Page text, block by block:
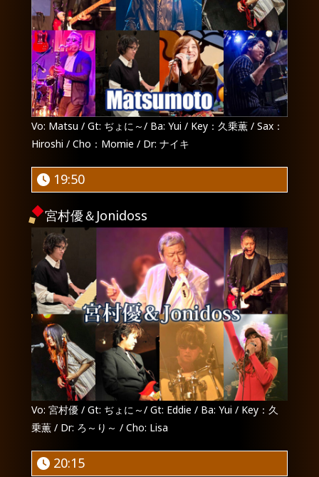
Vo: Matsu / Gt: ぢょに～/ Ba: Yui / Key：久乗薫 / Sax：
Hiroshi / Cho：Momie / Dr: ナイキ
19:50
宮村優＆Jonidoss
Vo: 宮村優 / Gt: ぢょに～/ Gt: Eddie / Ba: Yui / Key：久
乗薫 / Dr: ろ～り～ / Cho: Lisa
20:15